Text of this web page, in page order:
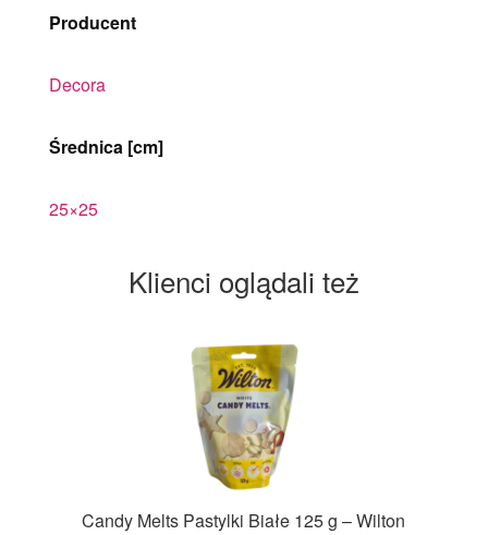
Producent
Decora
Średnica [cm]
25×25
Klienci oglądali też
Candy Melts Pastylki Białe 125 g – Wilton